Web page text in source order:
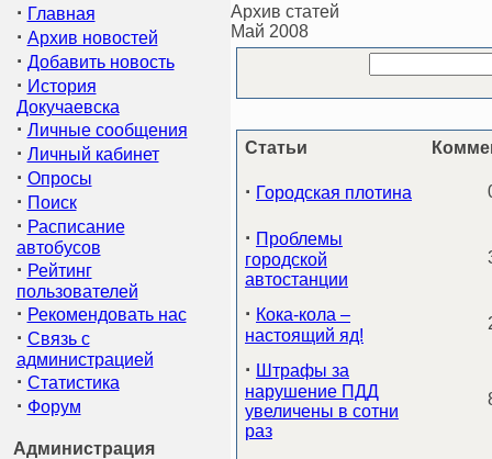
· Главная
· Архив новостей
· Добавить новость
· История
Докучаевска
· Личные сообщения
· Личный кабинет
· Опросы
· Поиск
· Расписание
автобусов
· Рейтинг
пользователей
· Рекомендовать нас
· Связь с
администрацией
· Статистика
· Форум
Администрация
Архив статей
Май 2008
Статьи
· Городская плотина
· Проблемы
городской
автостанции
· Кока-кола –
настоящий яд!
· Штрафы за
нарушение ПДД
увеличены в сотни
раз